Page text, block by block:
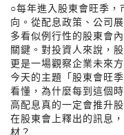
○每年進入股東會旺季
向。從配息政策、公司
多看似例行性的股東會
關鍵。對投資人來說，
更是一場觀察企業未來
今天的主題「股東會旺
看懂，為什麼每到這個
高配息真的一定會推升
在股東會上釋出的訊息
材？